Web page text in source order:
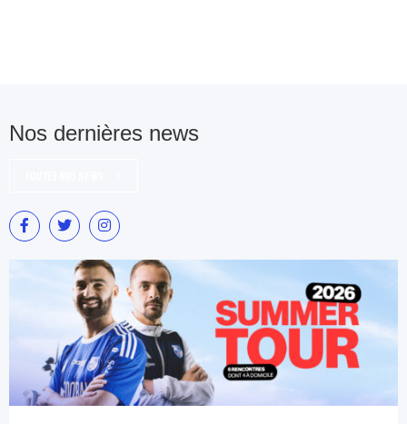
Nos dernières news